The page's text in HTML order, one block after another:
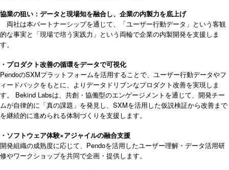
協業の狙い：データと現場知を融合し、企業の内製力を底上げ
両社は本パートナーシップを通じて、「ユーザー行動データ」という客観
的な事実と「現場で培う実践力」という両輪で企業の内製開発を支援しま
す。
・プロダクト改善の循環をデータで可視化
PendoのSXMプラットフォームを活用することで、ユーザー行動データやフ
ィードバックをもとに、よりデータドリブンなプロダクト改善を実現しま
す。 Bekind Labsは、共創・協働型のエンゲージメントを通じて、開発チー
ムが自律的に「真の課題」を発見し、SXMを活用した仮説検証から改善まで
を継続的に進められる体制づくりを支援します。
・ソフトウェア体験×アジャイルの融合支援
開発組織の成熟度に応じて、Pendoを活用したユーザー理解・データ活用研
修やワークショップを共同で企画・提供します。